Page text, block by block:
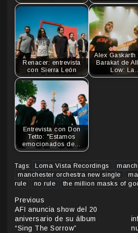
Renacer: entrevista
con Sierra León
Alex Gaskarth
Barakat de
Low: La…
Entrevista con Don
Tetto: "Estamos
emocionados de…
Tags: Loma Vista Recordings
manchester orchestra new single
rule
no rule the million masks of
Continue
Reading
Previous
AFI anuncia show del 20
aniversario de su álbum
“Sing The Sorrow”